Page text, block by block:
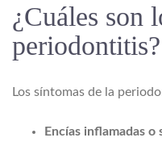
¿Cuáles son
periodontitis?
Los síntomas de la
Encías inflamadas o